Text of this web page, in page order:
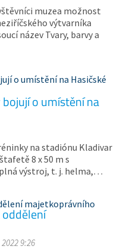
muzea možnost
výtvarníka
název Tvary, barvy a
o umístění na
na stadiónu Kladivar
8 x 50 m s
výstroj, t. j. helma,…
9:26